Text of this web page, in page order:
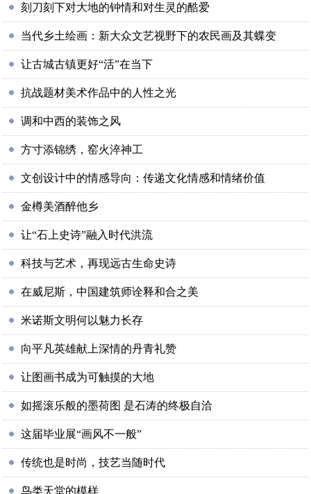
刻刀刻下对大地的钟情和对生灵的酷爱
当代乡土绘画：新大众文艺视野下的农民画及其蝶变
让古城古镇更好“活”在当下
抗战题材美术作品中的人性之光
调和中西的装饰之风
方寸添锦绣，窑火淬神工
文创设计中的情感导向：传递文化情感和情绪价值
金樽美酒醉他乡
让“石上史诗”融入时代洪流
科技与艺术，再现远古生命史诗
在威尼斯，中国建筑师诠释和合之美
米诺斯文明何以魅力长存
向平凡英雄献上深情的丹青礼赞
让图画书成为可触摸的大地
如摇滚乐般的墨荷图 是石涛的终极自洽
这届毕业展“画风不一般”
传统也是时尚，技艺当随时代
鸟类天堂的模样